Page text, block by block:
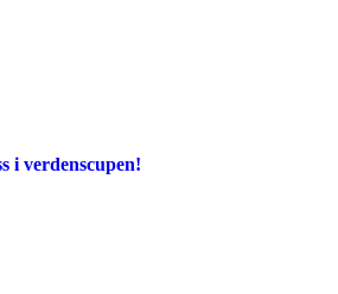
i verdenscupen!